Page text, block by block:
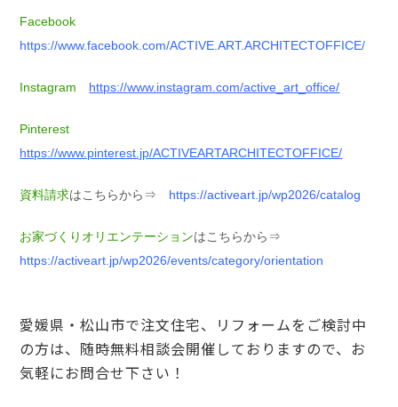
Facebook
https://www.facebook.com/ACTIVE.ART.ARCHITECTOFFICE/
Instagram https://www.instagram.com/active_art_office/
Pinterest
https://www.pinterest.jp/ACTIVEARTARCHITECTOFFICE/
資料請求はこちらから⇒ https://activeart.jp/wp2026/catalog
お家づくりオリエンテーションはこちらから⇒
https://activeart.jp/wp2026/events/category/orientation
愛媛県・松山市で注文住宅、リフォームをご検討中
の方は、随時無料相談会開催しておりますので、お
気軽にお問合せ下さい！